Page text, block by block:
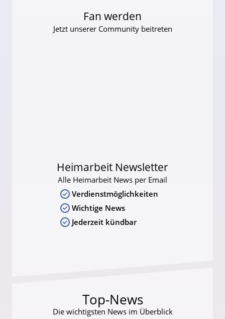
Fan werden
Jetzt unserer Community beitreten
Heimarbeit Newsletter
Alle Heimarbeit News per Email
Verdienstmöglichkeiten
Wichtige News
Jederzeit kündbar
Top-News
Die wichtigsten News im Überblick